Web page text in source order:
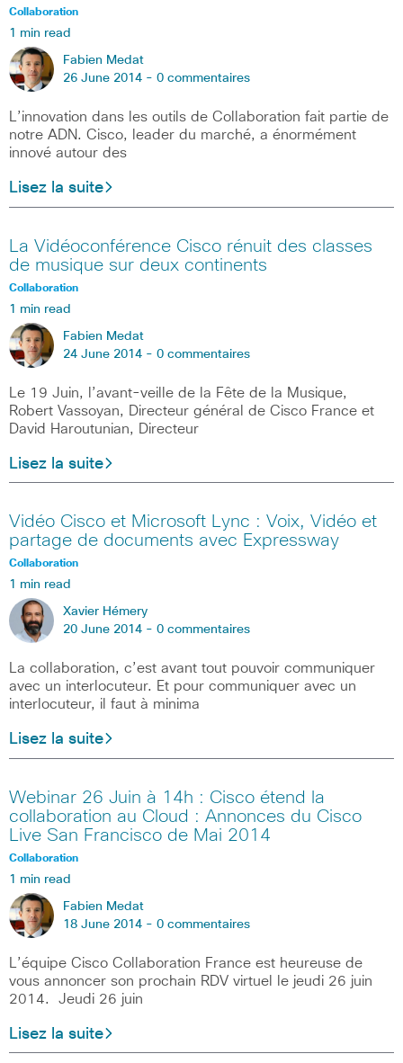
Collaboration
1 min read
Fabien Medat
26 June 2014 - 0 commentaires
L’innovation dans les outils de Collaboration fait partie de
notre ADN. Cisco, leader du marché, a énormément
innové autour des
Lisez la suite
La Vidéoconférence Cisco rénuit des classes
de musique sur deux continents
Collaboration
1 min read
Fabien Medat
24 June 2014 - 0 commentaires
Le 19 Juin, l’avant-veille de la Fête de la Musique,
Robert Vassoyan, Directeur général de Cisco France et
David Haroutunian, Directeur
Lisez la suite
Vidéo Cisco et Microsoft Lync : Voix, Vidéo et
partage de documents avec Expressway
Collaboration
1 min read
Xavier Hémery
20 June 2014 - 0 commentaires
La collaboration, c’est avant tout pouvoir communiquer
avec un interlocuteur. Et pour communiquer avec un
interlocuteur, il faut à minima
Lisez la suite
Webinar 26 Juin à 14h : Cisco étend la
collaboration au Cloud : Annonces du Cisco
Live San Francisco de Mai 2014
Collaboration
1 min read
Fabien Medat
18 June 2014 - 0 commentaires
L’équipe Cisco Collaboration France est heureuse de
vous annoncer son prochain RDV virtuel le jeudi 26 juin
2014. Jeudi 26 juin
Lisez la suite